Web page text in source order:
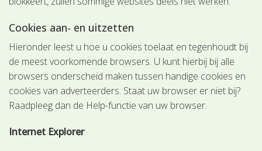
Cookies aan- en uitzetten
Hieronder leest u hoe u cookies toelaat en tegenhoudt bij
de meest voorkomende browsers. U kunt hierbij bij alle
browsers onderscheid maken tussen handige cookies en
cookies van adverteerders. Staat uw browser er niet bij?
Raadpleeg dan de Help-functie van uw browser.
Internet Explorer